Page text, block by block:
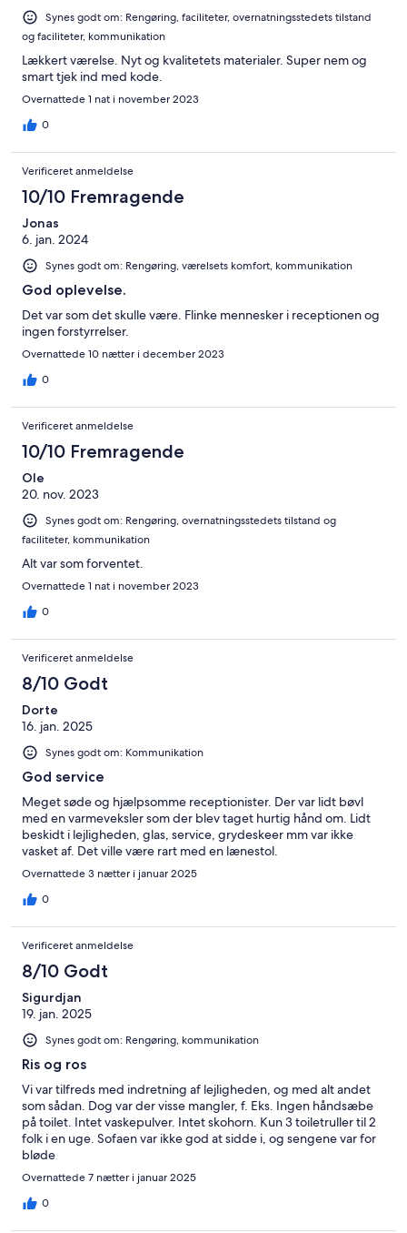
Synes godt om: Rengøring, faciliteter, overnatningsstedets tilstand
og faciliteter, kommunikation
Lækkert værelse. Nyt og kvalitetets materialer. Super nem og
smart tjek ind med kode.
Overnattede 1 nat i november 2023
0
Verificeret anmeldelse
10/10 Fremragende
Jonas
6. jan. 2024
Synes godt om: Rengøring, værelsets komfort, kommunikation
God oplevelse.
Det var som det skulle være. Flinke mennesker i receptionen og
ingen forstyrrelser.
Overnattede 10 nætter i december 2023
0
Verificeret anmeldelse
10/10 Fremragende
Ole
20. nov. 2023
Synes godt om: Rengøring, overnatningsstedets tilstand og
faciliteter, kommunikation
Alt var som forventet.
Overnattede 1 nat i november 2023
0
Verificeret anmeldelse
8/10 Godt
Dorte
16. jan. 2025
Synes godt om: Kommunikation
God service
Meget søde og hjælpsomme receptionister. Der var lidt bøvl
med en varmeveksler som der blev taget hurtig hånd om. Lidt
beskidt i lejligheden, glas, service, grydeskeer mm var ikke
vasket af. Det ville være rart med en lænestol.
Overnattede 3 nætter i januar 2025
0
Verificeret anmeldelse
8/10 Godt
Sigurdjan
19. jan. 2025
Synes godt om: Rengøring, kommunikation
Ris og ros
Vi var tilfreds med indretning af lejligheden, og med alt andet
som sådan. Dog var der visse mangler, f. Eks. Ingen håndsæbe
på toilet. Intet vaskepulver. Intet skohorn. Kun 3 toiletruller til 2
folk i en uge. Sofaen var ikke god at sidde i, og sengene var for
bløde
Overnattede 7 nætter i januar 2025
0